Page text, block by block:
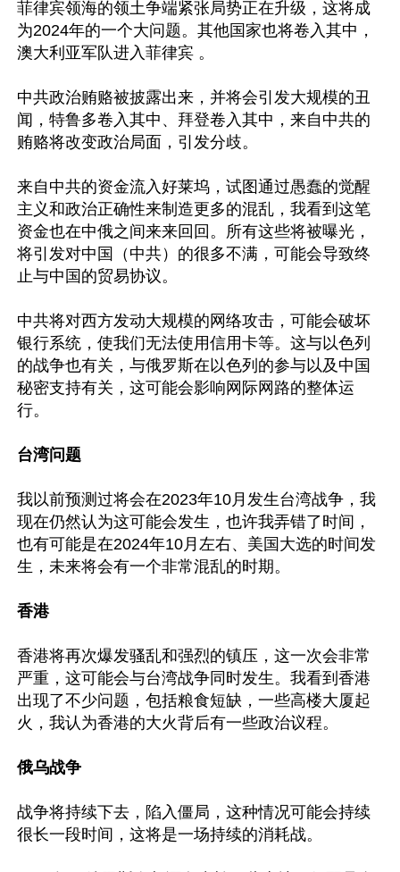
菲律宾领海的领土争端紧张局势正在升级，这将成
为2024年的一个大问题。其他国家也将卷入其中，
澳大利亚军队进入菲律宾 。
中共政治贿赂被披露出来，并将会引发大规模的丑
闻，特鲁多卷入其中、拜登卷入其中，来自中共的
贿赂将改变政治局面，引发分歧。
来自中共的资金流入好莱坞，试图通过愚蠢的觉醒
主义和政治正确性来制造更多的混乱，我看到这笔
资金也在中俄之间来来回回。所有这些将被曝光，
将引发对中国（中共）的很多不满，可能会导致终
止与中国的贸易协议。
中共将对西方发动大规模的网络攻击，可能会破坏
银行系统，使我们无法使用信用卡等。这与以色列
的战争也有关，与俄罗斯在以色列的参与以及中国
秘密支持有关，这可能会影响网际网路的整体运
行。
台湾问题
我以前预测过将会在2023年10月发生台湾战争，我
现在仍然认为这可能会发生，也许我弄错了时间，
也有可能是在2024年10月左右、美国大选的时间发
生，未来将会有一个非常混乱的时期。
香港
香港将再次爆发骚乱和强烈的镇压，这一次会非常
严重，这可能会与台湾战争同时发生。我看到香港
出现了不少问题，包括粮食短缺，一些高楼大厦起
火，我认为香港的大火背后有一些政治议程。
俄乌战争
战争将持续下去，陷入僵局，这种情况可能会持续
很长一段时间，这将是一场持续的消耗战。